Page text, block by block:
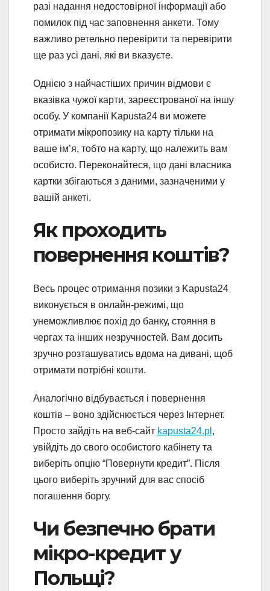
разі надання недостовірної інформації або
помилок під час заповнення анкети. Тому
важливо ретельно перевірити та перевірити
ще раз усі дані, які ви вказуєте.
Однією з найчастіших причин відмови є
вказівка ​​чужої карти, зареєстрованої на іншу
особу. У компанії Kapusta24 ви можете
отримати мікропозику на карту тільки на
ваше ім’я, тобто на карту, що належить вам
особисто. Переконайтеся, що дані власника
картки збігаються з даними, зазначеними у
вашій анкеті.
Як проходить
повернення коштів?
Весь процес отримання позики з Kapusta24
виконується в онлайн-режимі, що
унеможливлює похід до банку, стояння в
чергах та інших незручностей. Вам досить
зручно розташуватись вдома на дивані, щоб
отримати потрібні кошти.
Аналогічно відбувається і повернення
коштів – воно здійснюється через Інтернет.
Просто зайдіть на веб-сайт kapusta24.pl ,
увійдіть до свого особистого кабінету та
виберіть опцію “Повернути кредит”. Після
цього виберіть зручний для вас спосіб
погашення боргу.
Чи безпечно брати
мікро-кредит у
Польщі?